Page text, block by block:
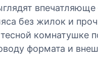
без жилок и
комнатушке
формата и